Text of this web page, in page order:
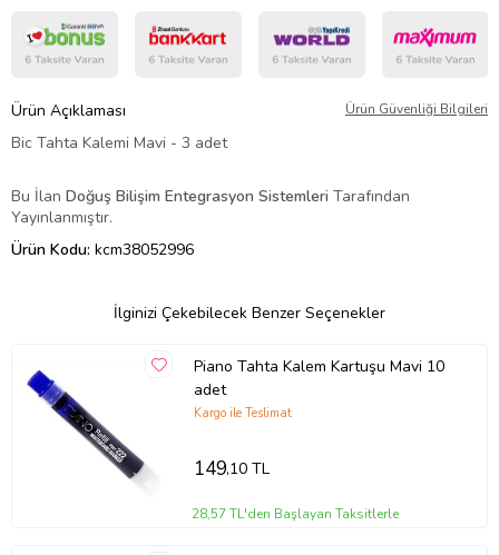
Ürün Açıklaması Ürün Güvenliği Bilgileri
Bic Tahta Kalemi Mavi - 3 adet
Bu İlan Doğuş Bilişim Entegrasyon Sistemleri Tarafından
Yayınlanmıştır.
Ürün Kodu: kcm38052996
İlginizi Çekebilecek Benzer Seçenekler
Piano Tahta Kalem Kartuşu Mavi 10
adet
Kargo ile Teslimat
149,10 TL
28,57 TL'den Başlayan Taksitlerle